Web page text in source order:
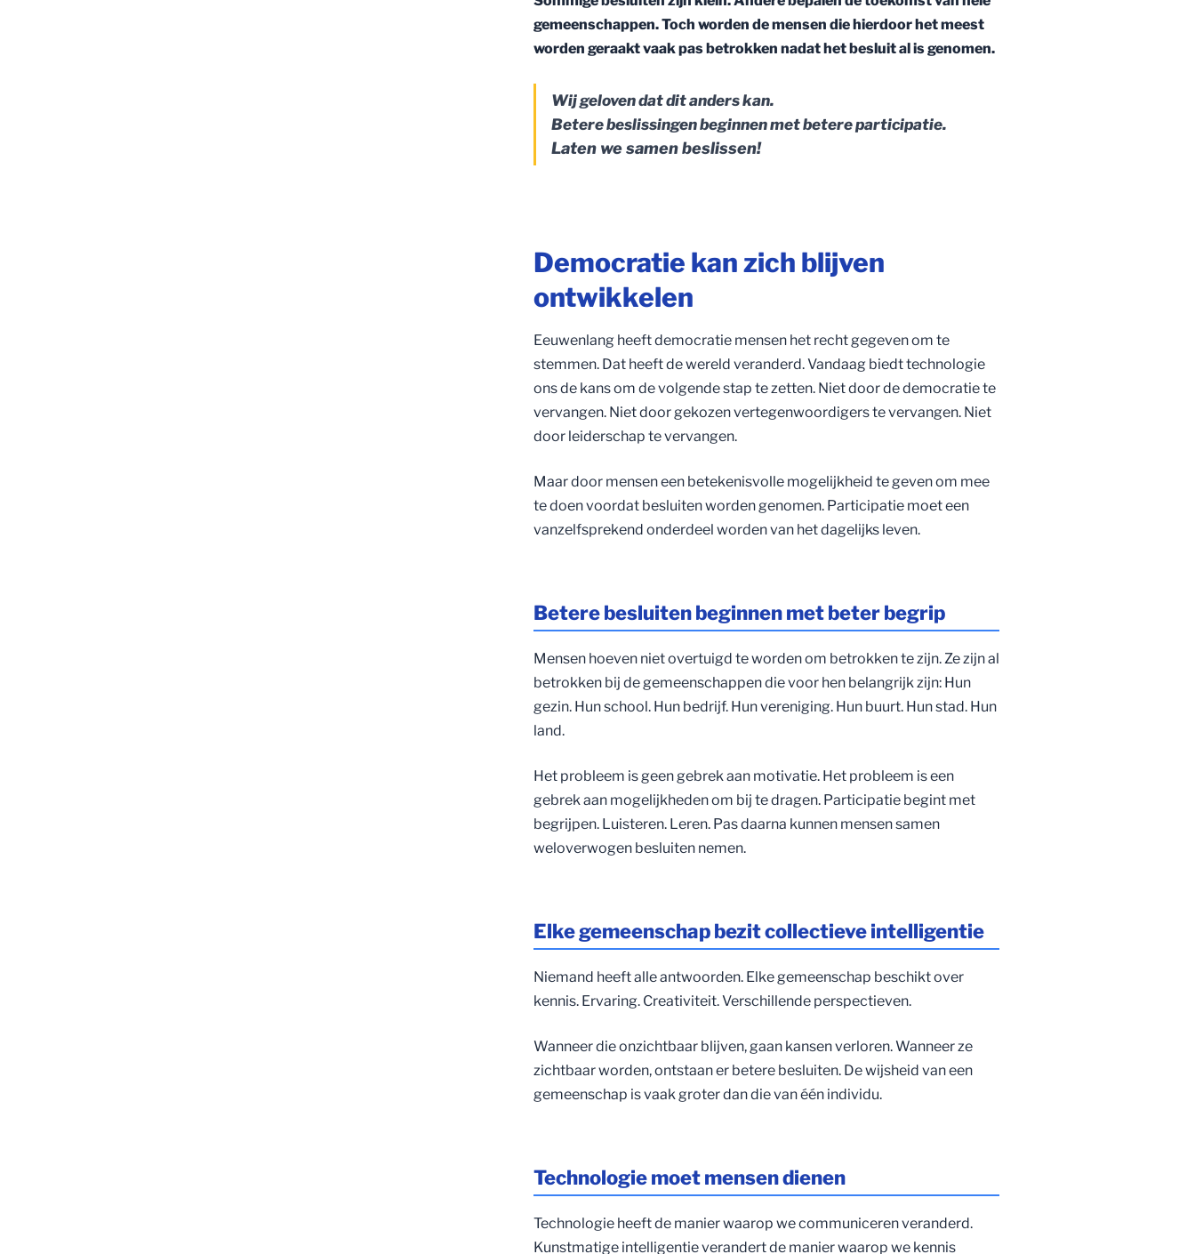
gemeenschappen. Toch worden de mensen die hierdoor het meest
worden geraakt vaak pas betrokken nadat het besluit al is genomen.
Wij geloven dat dit anders kan.
Betere beslissingen beginnen met betere participatie.
Laten we samen beslissen!
Democratie kan zich blijven
ontwikkelen
Eeuwenlang heeft democratie mensen het recht gegeven om te
stemmen. Dat heeft de wereld veranderd. Vandaag biedt technologie
ons de kans om de volgende stap te zetten. Niet door de democratie te
vervangen. Niet door gekozen vertegenwoordigers te vervangen. Niet
door leiderschap te vervangen.
Maar door mensen een betekenisvolle mogelijkheid te geven om mee
te doen voordat besluiten worden genomen. Participatie moet een
vanzelfsprekend onderdeel worden van het dagelijks leven.
Betere besluiten beginnen met beter begrip
Mensen hoeven niet overtuigd te worden om betrokken te zijn. Ze zijn al
betrokken bij de gemeenschappen die voor hen belangrijk zijn: Hun
gezin. Hun school. Hun bedrijf. Hun vereniging. Hun buurt. Hun stad. Hun
land.
Het probleem is geen gebrek aan motivatie. Het probleem is een
gebrek aan mogelijkheden om bij te dragen. Participatie begint met
begrijpen. Luisteren. Leren. Pas daarna kunnen mensen samen
weloverwogen besluiten nemen.
Elke gemeenschap bezit collectieve intelligentie
Niemand heeft alle antwoorden. Elke gemeenschap beschikt over
kennis. Ervaring. Creativiteit. Verschillende perspectieven.
Wanneer die onzichtbaar blijven, gaan kansen verloren. Wanneer ze
zichtbaar worden, ontstaan er betere besluiten. De wijsheid van een
gemeenschap is vaak groter dan die van één individu.
Technologie moet mensen dienen
Technologie heeft de manier waarop we communiceren veranderd.
Kunstmatige intelligentie verandert de manier waarop we kennis